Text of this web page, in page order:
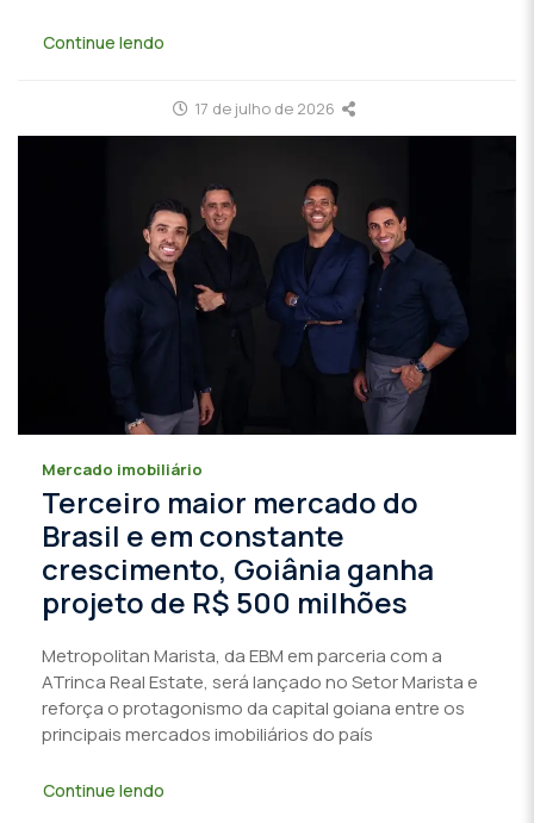
Continue lendo
17 de julho de 2026
Mercado imobiliário
Terceiro maior mercado do
Brasil e em constante
crescimento, Goiânia ganha
projeto de R$ 500 milhões
Metropolitan Marista, da EBM em parceria com a
ATrinca Real Estate, será lançado no Setor Marista e
reforça o protagonismo da capital goiana entre os
principais mercados imobiliários do país
Continue lendo